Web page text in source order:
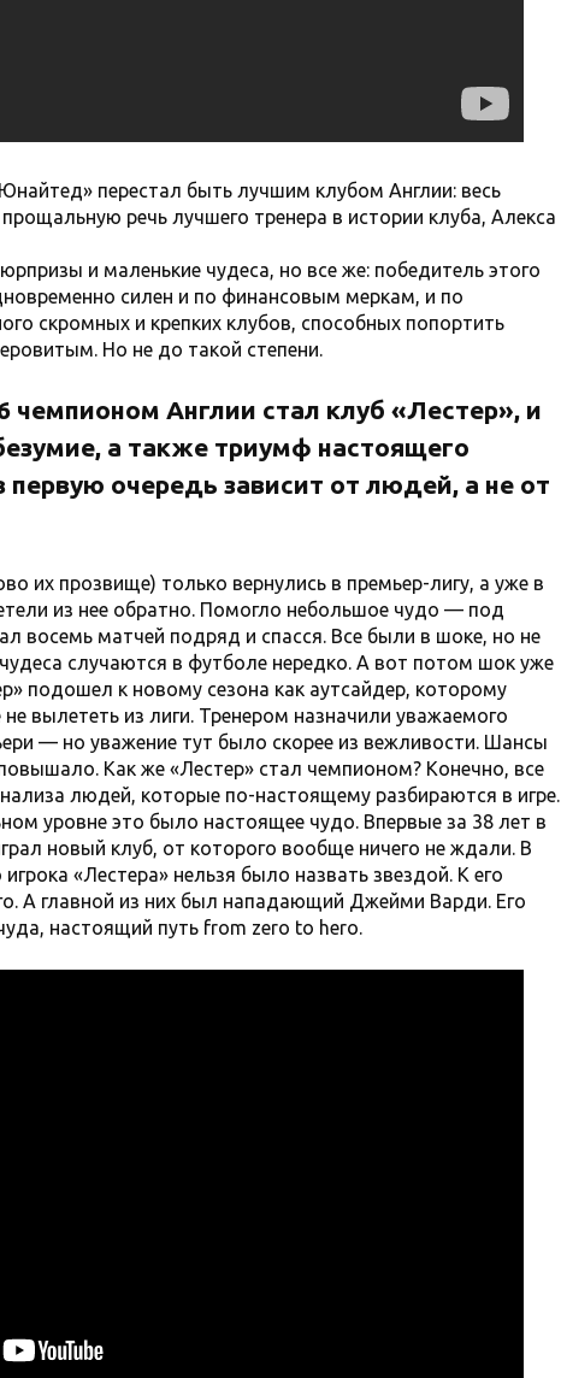
перестал быть лучшим клубом Англии: весь
речь лучшего тренера в истории клуба, Алекса
и маленькие чудеса, но все же: победитель этого
силен и по финансовым меркам, и по
скромных и крепких клубов, способных попортить
Но не до такой степени.
чемпионом Англии стал клуб «Лестер», и
а также триумф настоящего
первую очередь зависит от людей, а не от
их прозвище) только вернулись в премьер-лигу, а уже в
из нее обратно. Помогло небольшое чудо — под
восемь матчей подряд и спасся. Все были в шоке, но не
случаются в футболе нередко. А вот потом шок уже
подошел к новому сезона как аутсайдер, которому
вылететь из лиги. Тренером назначили уважаемого
— но уважение тут было скорее из вежливости. Шансы
Как же «Лестер» стал чемпионом? Конечно, все
людей, которые по-настоящему разбираются в игре.
уровне это было настоящее чудо. Впервые за 38 лет в
новый клуб, от которого вообще ничего не ждали. В
«Лестера» нельзя было назвать звездой. К его
А главной из них был нападающий Джейми Варди. Его
настоящий путь from zero to hero.